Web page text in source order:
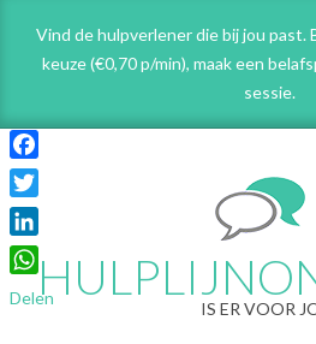
content
Vind de hulpverlener die bij jou past.
keuze (€0,70 p/min), maak een
sessie.
IS ER VOOR
Facebook
Twitter
LinkedIn
WhatsApp
Delen